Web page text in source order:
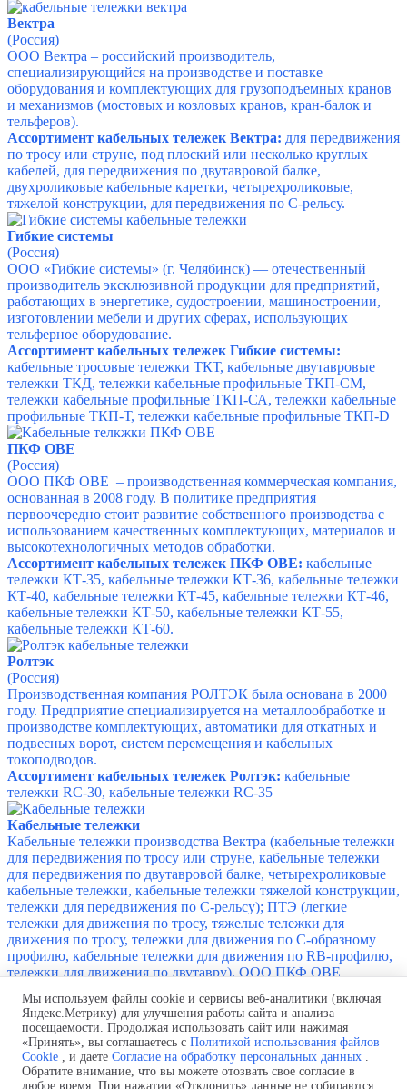
Вектра
(Россия)
ООО Вектра – российский производитель,
специализирующийся на производстве и поставке
оборудования и комплектующих для грузоподъемных кранов
и механизмов (мостовых и козловых кранов, кран-балок и
тельферов).
Ассортимент кабельных тележек Вектра: для передвижения
по тросу или струне, под плоский или несколько круглых
кабелей, для передвижения по двутавровой балке,
двухроликовые кабельные каретки, четырехроликовые,
тяжелой конструкции, для передвижения по С-рельсу.
Гибкие системы
(Россия)
ООО «Гибкие системы» (г. Челябинск) — отечественный
производитель эксклюзивной продукции для предприятий,
работающих в энергетике, судостроении, машиностроении,
изготовлении мебели и других сферах, использующих
тельферное оборудование.
Ассортимент кабельных тележек Гибкие системы:
кабельные тросовые тележки ТКТ, кабельные двутавровые
тележки ТКД, тележки кабельные профильные ТКП-СМ,
тележки кабельные профильные ТКП-СА, тележки кабельные
профильные ТКП-Т, тележки кабельные профильные ТКП-D
ПКФ ОВЕ
(Россия)
ООО ПКФ ОВЕ – производственная коммерческая компания,
основанная в 2008 году. В политике предприятия
первоочередно стоит развитие собственного производства с
использованием качественных комплектующих, материалов и
высокотехнологичных методов обработки.
Ассортимент кабельных тележек ПКФ ОВЕ: кабельные
тележки КТ-35, кабельные тележки КТ-36, кабельные тележки
КТ-40, кабельные тележки КТ-45, кабельные тележки КТ-46,
кабельные тележки КТ-50, кабельные тележки КТ-55,
кабельные тележки КТ-60.
Ролтэк
(Россия)
Производственная компания РОЛТЭК была основана в 2000
году. Предприятие специализируется на металлообработке и
производстве комплектующих, автоматики для откатных и
подвесных ворот, систем перемещения и кабельных
токоподводов.
Ассортимент кабельных тележек Ролтэк: кабельные
тележки RC-30, кабельные тележки RC-35
Кабельные тележки
Кабельные тележки производства Вектра (кабельные тележки
для передвижения по тросу или струне, кабельные тележки
для передвижения по двутавровой балке, четырехроликовые
кабельные тележки, кабельные тележки тяжелой конструкции,
тележки для передвижения по C-рельсу); ПТЭ (легкие
тележки для движения по тросу, тяжелые тележки для
движения по тросу, тележки для движения по C-образному
профилю, кабельные тележки для движения по RB-профилю,
тележки для движения по двутавру), ООО ПКФ ОВЕ
KT-46, KT-50, KT-55, KT-60).
Политика обработки персональных данных
Согласие на обработку персональных данных
Политика использования файлов cookie
Мы используем файлы cookie и сервисы веб-аналитики (включая
Яндекс.Метрику) для улучшения работы сайта и анализа
посещаемости. Продолжая использовать сайт или нажимая
«Принять», вы соглашаетесь с Политикой использования файлов
Cookie , и даете Согласие на обработку персональных данных .
Обратите внимание, что вы можете отозвать свое согласие в
любое время. При нажатии «Отклонить» данные не собираются.